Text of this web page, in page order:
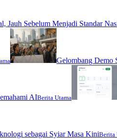
Jauh Sebelum Menjadi Standar
Gelombang Demo
AIBerita Utama
sebagai Syiar Masa KiniBerita